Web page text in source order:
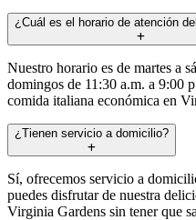
¿Cuál es el horario de atención
Nuestro horario es de martes a
domingos de 11:30 a.m. a 9:00
comida italiana económica en
¿Tienen servicio a domicilio?
Sí, ofrecemos servicio a
puedes disfrutar de nuestra
Virginia Gardens sin tener que